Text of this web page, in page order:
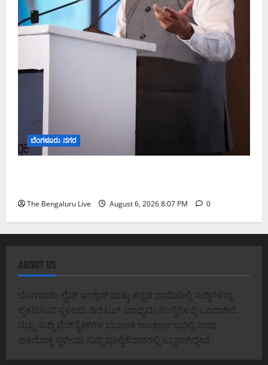
ಬೆಂಗಳೂರು ನಗರ
The Bengaluru Live August 6, 2026 8:07 PM 0
ABOUT US
ಬೆಂಗಳೂರು ಲೈವ್ ಇಂಗ್ಲಿಷ್ ಮತ್ತು ಕನ್ನಡ ಭಾಷೆಯಲ್ಲಿ ಸುದ್ದಿಗಳನ್ನು
ಪ್ರಕಟಿಸುವ ಸ್ಥಳೀಯ ಡಿಜಿಟಲ್ ಮಾಧ್ಯಮ ಸಂಸ್ಥೆಗಳಲ್ಲಿ ಒಂದಾಗಿದೆ.
ನಮ್ಮ ಸುದ್ದಿ ವೆಬ್‌ಸೈಟ್‌ಗಳ ಮೂಲಕ ಅಂತರ್ಜಾಲದಲ್ಲಿ ನಾವು
ಅತಿದೊಡ್ಡ ಸ್ಥಳೀಯ ಸುದ್ದಿ ಪೂರೈಕೆದಾರರಲ್ಲಿ ಒಬ್ಬರಾಗಿದ್ದೇವೆ.